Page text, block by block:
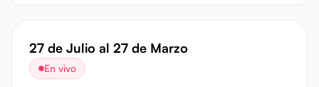
27 de Julio al 27 de Marzo
En vivo